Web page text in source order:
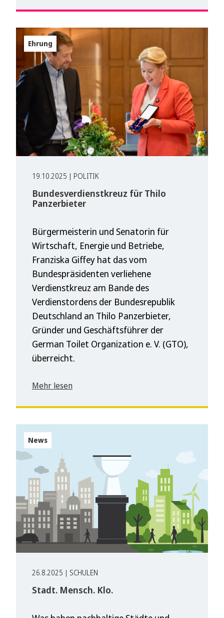
Ehrung
19.10.2025 | POLITIK
Bundesverdienstkreuz für Thilo
Panzerbieter
Bürgermeisterin und Senatorin für
Wirtschaft, Energie und Betriebe,
Franziska Giffey hat das vom
Bundespräsidenten verliehene
Verdienstkreuz am Bande des
Verdienstordens der Bundesrepublik
Deutschland an Thilo Panzerbieter,
Gründer und Geschäftsführer der
German Toilet Organization e. V. (GTO),
überreicht.
Mehr lesen
News
26.8.2025 | SCHULEN
Stadt. Mensch. Klo.